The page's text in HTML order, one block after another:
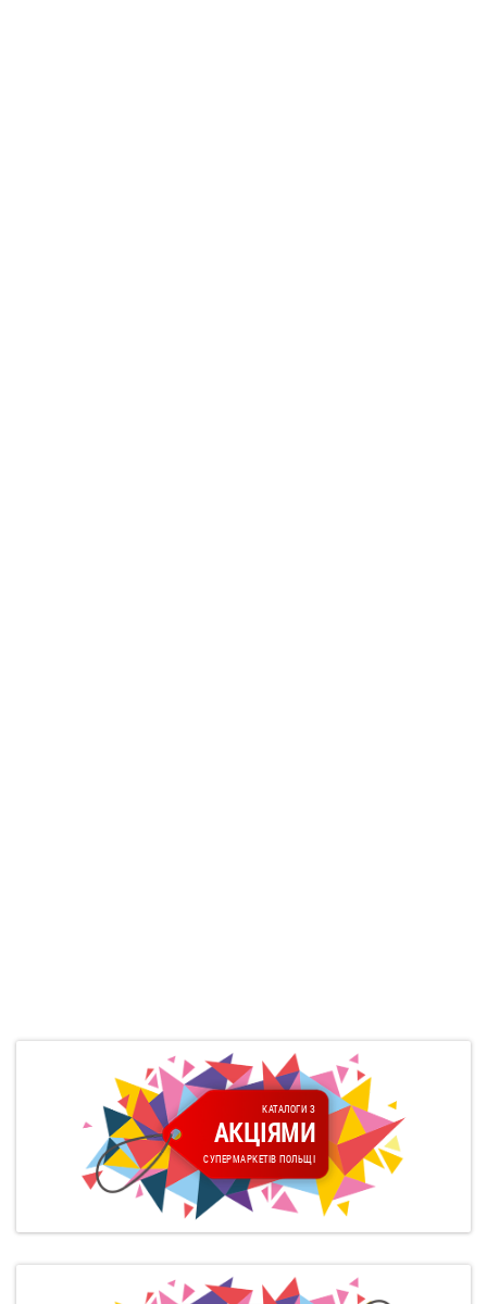
КАТАЛОГИ З
АКЦІЯМИ
СУПЕРМАРКЕТІВ ПОЛЬЩІ